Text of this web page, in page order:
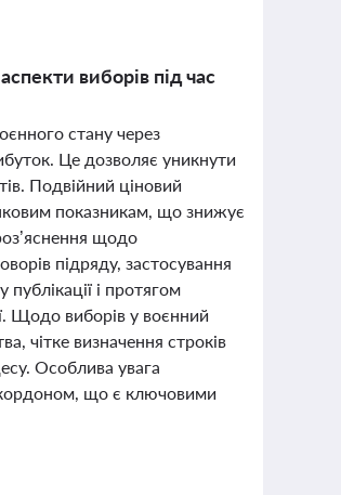
виборів під час
стану через
Це дозволяє уникнути
Подвійний ціновий
показникам, що знижує
щодо
підряду, застосування
і протягом
Щодо виборів у воєнний
чітке визначення строків
Особлива увага
кордоном, що є ключовими